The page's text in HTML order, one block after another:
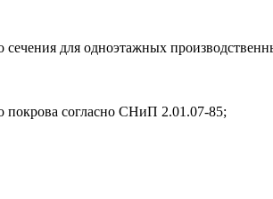
для одноэтажных
покрова согласно СНиП 2.01.07-85;